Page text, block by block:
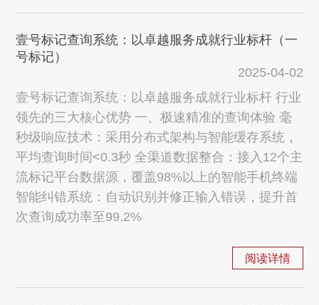
壹号标记查询系统：以卓越服务成就行业标杆（一
号标记）
2025-04-02
壹号标记查询系统：以卓越服务成就行业标杆 行业
领先的三大核心优势 一、极速精准的查询体验 毫
秒级响应技术：采用分布式架构与智能缓存系统，
平均查询时间<0.3秒 全渠道数据整合：接入12个主
流标记平台数据源，覆盖98%以上的智能手机终端
智能纠错系统：自动识别并修正输入错误，提升首
次查询成功率至99.2%
阅读详情